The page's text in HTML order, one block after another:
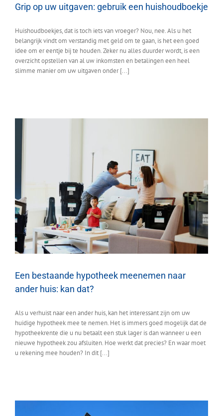
Grip op uw uitgaven: gebruik een huishoudboekje
Huishoudboekjes, dat is toch iets van vroeger? Nou, nee. Als u het
belangrijk vindt om verstandig met geld om te gaan, is het een goed
idee om er eentje bij te houden. Zeker nu alles duurder wordt, is een
overzicht opstellen van al uw inkomsten en betalingen een heel
slimme manier om uw uitgaven onder [...]
Een bestaande hypotheek meenemen naar
ander huis: kan dat?
Als u verhuist naar een ander huis, kan het interessant zijn om uw
huidige hypotheek mee te nemen. Het is immers goed mogelijk dat de
hypotheekrente die u nu betaalt een stuk lager is dan wanneer u een
nieuwe hypotheek zou afsluiten. Hoe werkt dat precies? En waar moet
u rekening mee houden? In dit [...]